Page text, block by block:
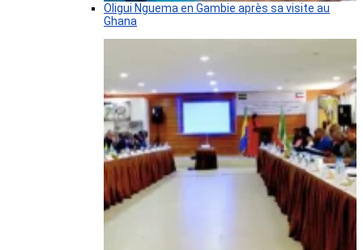
Oligui Nguema en Gambie après sa visite au
Ghana